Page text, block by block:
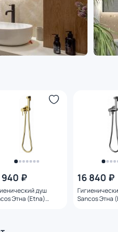
940 ₽
душ
Этна (Etna)
16 840 ₽
Sancos Этна